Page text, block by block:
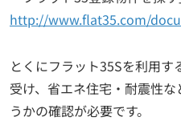
http://www.flat35.com/
とくにフラット35Sを利用
受け、省エネ住宅・耐震性
うかの確認が必要です。